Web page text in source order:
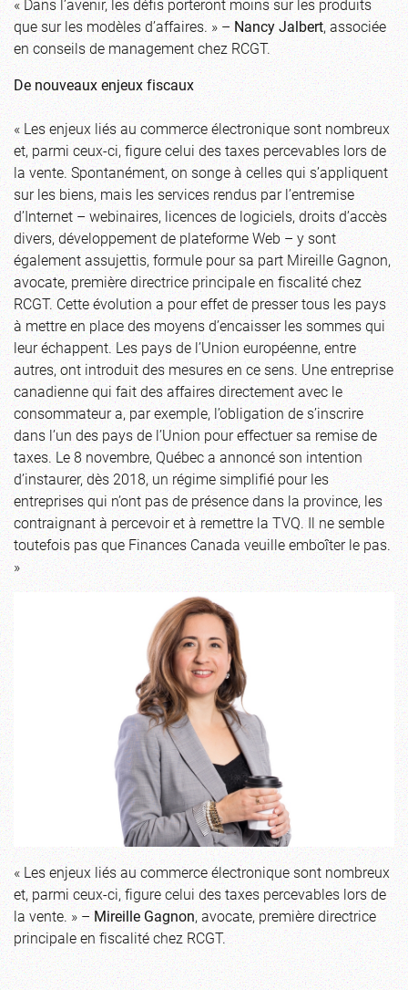
« Dans l’avenir, les défis porteront moins sur les produits
que sur les modèles d’affaires. » –Nancy Jalbert, associée
en conseils de management chez RCGT.
De nouveaux enjeux fiscaux
« Les enjeux liés au commerce électronique sont nombreux
et, parmi ceux-ci, figure celui des taxes percevables lors de
la vente. Spontanément, on songe à celles qui s’appliquent
sur les biens, mais les services rendus par l’entremise
d’Internet – webinaires, licences de logiciels, droits d’accès
divers, développement de plateforme Web – y sont
également assujettis, formule pour sa part Mireille Gagnon,
avocate, première directrice principale en fiscalité chez
RCGT. Cette évolution a pour effet de presser tous les pays
à mettre en place des moyens d’encaisser les sommes qui
leur échappent. Les pays de l’Union européenne, entre
autres, ont introduit des mesures en ce sens. Une entreprise
canadienne qui fait des affaires directement avec le
consommateur a, par exemple, l’obligation de s’inscrire
dans l’un des pays de l’Union pour effectuer sa remise de
taxes. Le 8 novembre, Québec a annoncé son intention
d’instaurer, dès 2018, un régime simplifié pour les
entreprises qui n’ont pas de présence dans la province, les
contraignant à percevoir et à remettre la TVQ. Il ne semble
toutefois pas que Finances Canada veuille emboîter le pas.
»
« Les enjeux liés au commerce électronique sont nombreux
et, parmi ceux-ci, figure celui des taxes percevables lors de
la vente. » –Mireille Gagnon, avocate, première directrice
principale en fiscalité chez RCGT.